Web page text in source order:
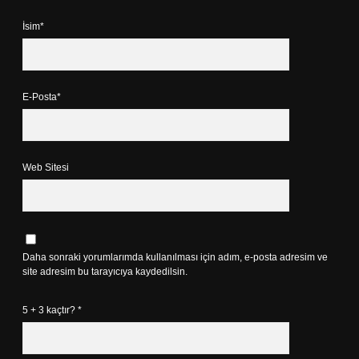
İsim*
E-Posta*
Web Sitesi
Daha sonraki yorumlarımda kullanılması için adım, e-posta adresim ve
site adresim bu tarayıcıya kaydedilsin.
5 + 3 kaçtır? *